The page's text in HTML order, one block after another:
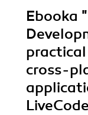
Ebooka
cross-